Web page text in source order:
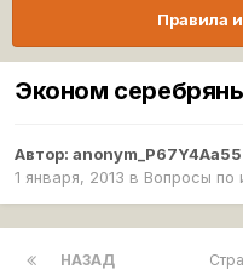
Правила
Эконом
Автор:
1 января, 2013 в Вопросы по
НАЗАД